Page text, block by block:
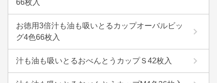
66枚入
お徳用3倍汁も油も吸いとるカップオーバルビッ
グ4色66枚入
汁も油も吸いとるおべんとうカップＳ42枚入